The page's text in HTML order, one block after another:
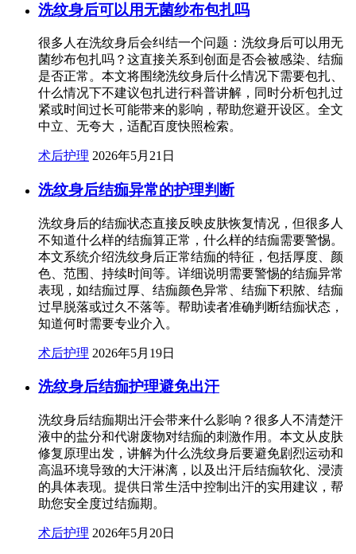
洗纹身后可以用无菌纱布包扎吗
很多人在洗纹身后会纠结一个问题：洗纹身后可以用无
菌纱布包扎吗？这直接关系到创面是否会被感染、结痂
是否正常。本文将围绕洗纹身后什么情况下需要包扎、
什么情况下不建议包扎进行科普讲解，同时分析包扎过
紧或时间过长可能带来的影响，帮助您避开设区。全文
中立、无夸大，适配百度快照检索。
术后护理 2026年5月21日
洗纹身后结痂异常的护理判断
洗纹身后的结痂状态直接反映皮肤恢复情况，但很多人
不知道什么样的结痂算正常，什么样的结痂需要警惕。
本文系统介绍洗纹身后正常结痂的特征，包括厚度、颜
色、范围、持续时间等。详细说明需要警惕的结痂异常
表现，如结痂过厚、结痂颜色异常、结痂下积脓、结痂
过早脱落或过久不落等。帮助读者准确判断结痂状态，
知道何时需要专业介入。
术后护理 2026年5月19日
洗纹身后结痂护理避免出汗
洗纹身后结痂期出汗会带来什么影响？很多人不清楚汗
液中的盐分和代谢废物对结痂的刺激作用。本文从皮肤
修复原理出发，讲解为什么洗纹身后要避免剧烈运动和
高温环境导致的大汗淋漓，以及出汗后结痂软化、浸渍
的具体表现。提供日常生活中控制出汗的实用建议，帮
助您安全度过结痂期。
术后护理 2026年5月20日